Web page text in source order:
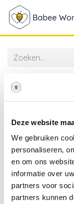
Deze website
We gebruiken
personaliseren,
en om ons
informatie over
partners voor
partners kunnen
Meyco |